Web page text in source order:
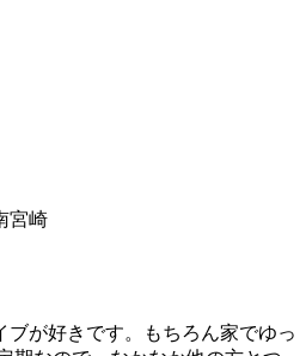
崎
が好きです。もちろん家でゆっ